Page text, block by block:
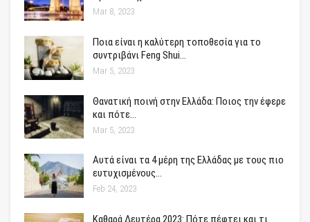
Mar 8, 2023
Ποια είναι η καλύτερη τοποθεσία για το
συντριβάνι Feng Shui…
Mar 5, 2023
Θανατική ποινή στην Ελλάδα: Ποιος την έφερε
και πότε…
Mar 5, 2023
Αυτά είναι τα 4 μέρη της Ελλάδας με τους πιο
ευτυχισμένους…
Feb 24, 2023
Καθαρά Δευτέρα 2023: Πότε πέφτει και τι